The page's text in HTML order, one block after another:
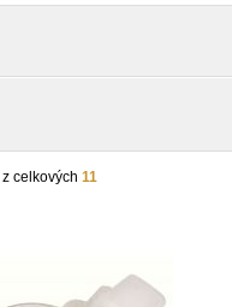
z celkových 11